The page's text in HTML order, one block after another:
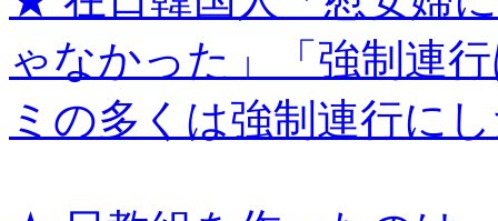
ゃなかった」「強制連
ミの多くは強制連行に